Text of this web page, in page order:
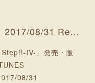
「To The Next Step!!-IV-」2017/08/31 Release
IV-」発売・販
08/31